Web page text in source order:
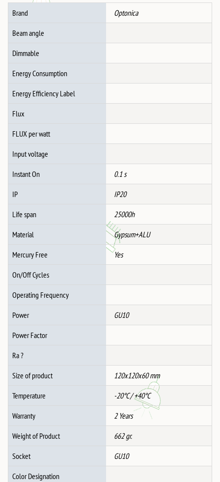
ФАСОНКА
MAX-
35W
Brand Optonica
Beam angle
Dimmable
Energy Consumption
Energy Efficiency Label
Flux
FLUX per watt
Input voltage
Instant On 0.1 s
IP IP20
Life span 25000h
Material Gypsum+ALU
Mercury Free Yes
On/Off Cycles
Operating Frequency
Power GU10
Power Factor
Ra ?
Size of product 120x120x60 mm
Temperature -20°C / +40°C
Warranty 2 Years
Weight of Product 662 gr.
Socket GU10
Color Designation